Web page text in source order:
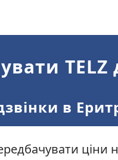
TELZ
в